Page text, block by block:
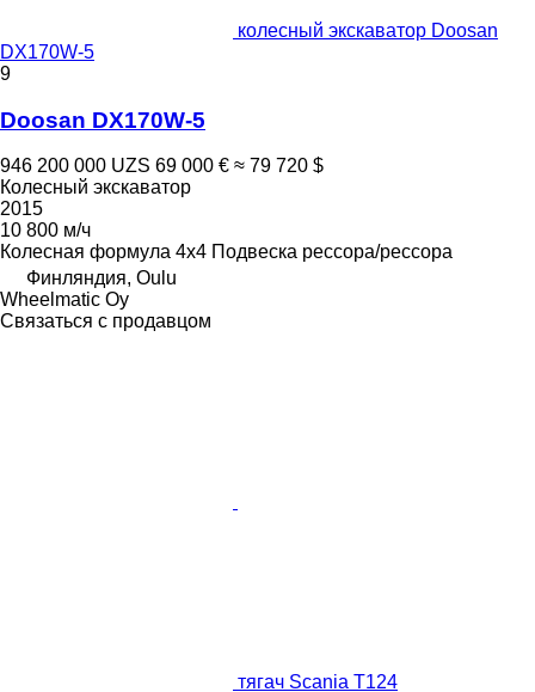
колесный экскаватор Doosan
DX170W-5
9
Doosan DX170W-5
946 200 000 UZS 69 000 € ≈ 79 720 $
Колесный экскаватор
2015
10 800 м/ч
Колесная формула 4x4 Подвеска рессора/рессора
Финляндия, Oulu
Wheelmatic Oy
Связаться с продавцом
тягач Scania T124